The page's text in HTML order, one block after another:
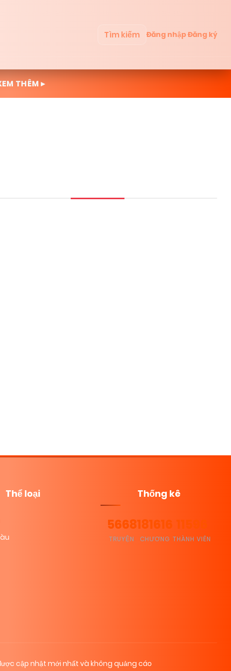
Tìm kiếm Đăng nhậpĐăng ký
THÊM ▸
Thể loại Thống kê
5668
TRUYỆN
181616
CHƯƠNG
11596
THÀNH VIÊN
cập nhật mới nhất và không quảng cáo